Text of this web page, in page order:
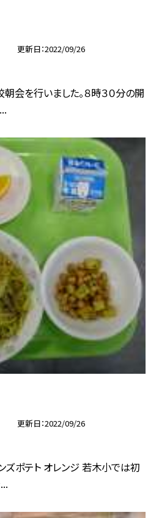
更新日 2022/09/26
会を行いました。８時３０分の開
更新日 2022/09/26
ズポテト オレンジ 若木小では初